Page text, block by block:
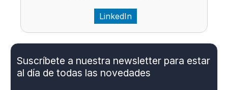
LinkedIn
Suscríbete a nuestra newsletter para estar
al día de todas las novedades